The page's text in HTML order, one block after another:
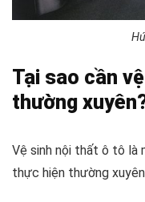
Tại sao cần
thường
Vệ sinh nội thất ô tô là
thực hiện thường